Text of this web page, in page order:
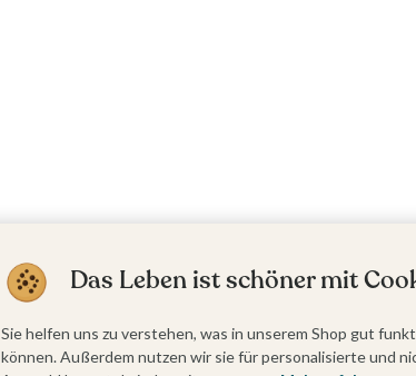
Das Leben ist schöner mit
Sie helfen uns zu verstehen, was in unserem Shop gut
können. Außerdem nutzen wir sie für personalisierte und